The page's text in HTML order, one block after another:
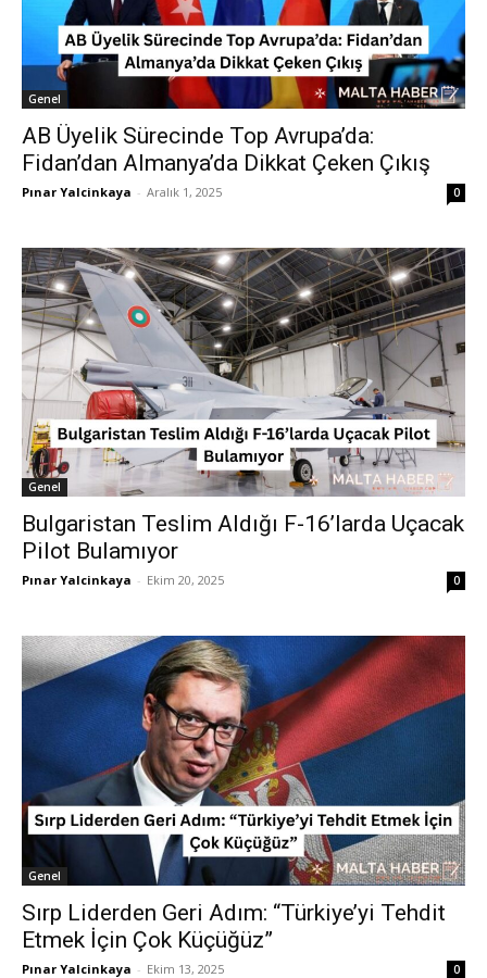
Genel
AB Üyelik Sürecinde Top Avrupa’da:
Fidan’dan Almanya’da Dikkat Çeken Çıkış
Pınar Yalcinkaya - Aralık 1, 2025 0
Genel
Bulgaristan Teslim Aldığı F-16’larda Uçacak
Pilot Bulamıyor
Pınar Yalcinkaya - Ekim 20, 2025 0
Genel
Sırp Liderden Geri Adım: “Türkiye’yi Tehdit
Etmek İçin Çok Küçüğüz”
Pınar Yalcinkaya - Ekim 13, 2025 0